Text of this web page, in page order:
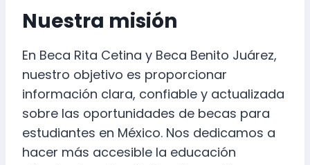
Nuestra misión
En Beca Rita Cetina y Beca Benito Juárez,
nuestro objetivo es proporcionar
información clara, confiable y actualizada
sobre las oportunidades de becas para
estudiantes en México. Nos dedicamos a
hacer más accesible la educación